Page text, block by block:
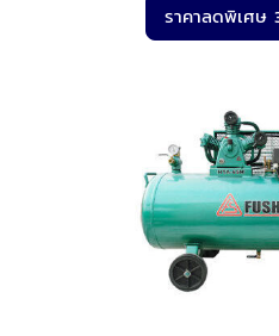
ราคาลดพิเศษ